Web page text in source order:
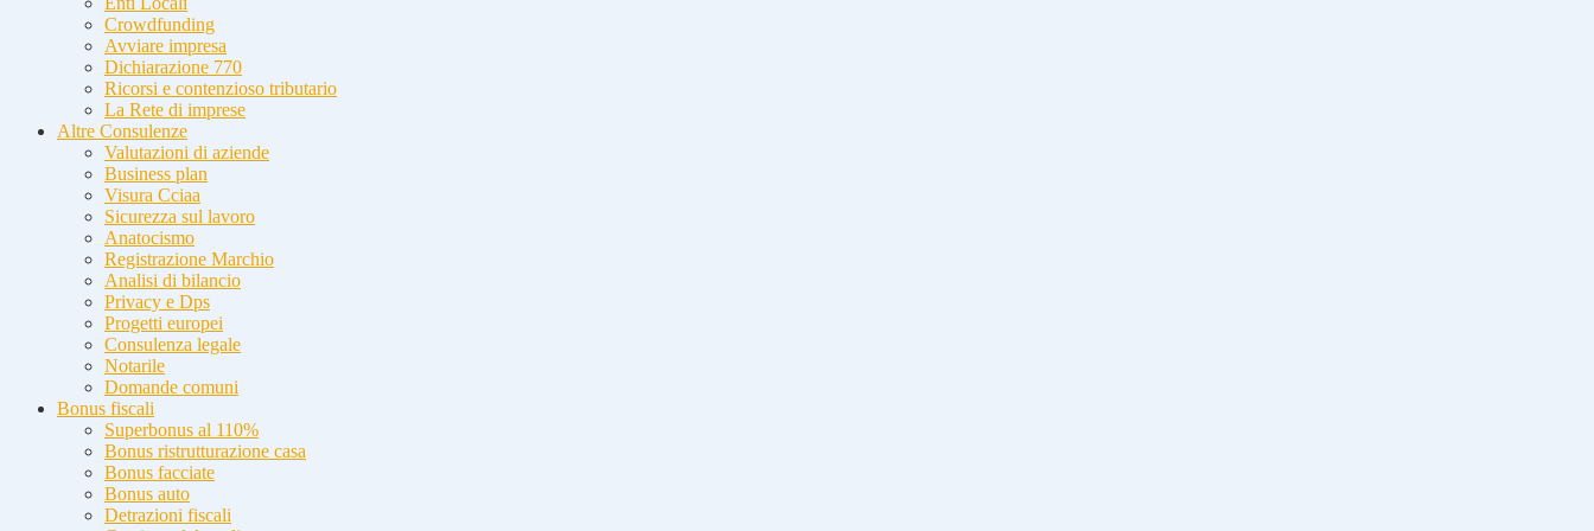
Crowdfunding
Avviare impresa
Dichiarazione 770
Ricorsi e contenzioso tributario
La Rete di imprese
Altre Consulenze
Valutazioni di aziende
Business plan
Visura Cciaa
Sicurezza sul lavoro
Anatocismo
Registrazione Marchio
Analisi di bilancio
Privacy e Dps
Progetti europei
Consulenza legale
Notarile
Domande comuni
Bonus fiscali
Superbonus al 110%
Bonus ristrutturazione casa
Bonus facciate
Bonus auto
Detrazioni fiscali